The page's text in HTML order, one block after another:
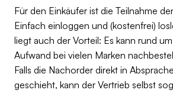
Für den Einkäufer ist die Teilnahme
Einfach einloggen und (kostenfrei)
liegt auch der Vorteil: Es kann rund
Aufwand bei vielen Marken
Falls die Nachorder direkt in
geschieht, kann der Vertrieb selbst